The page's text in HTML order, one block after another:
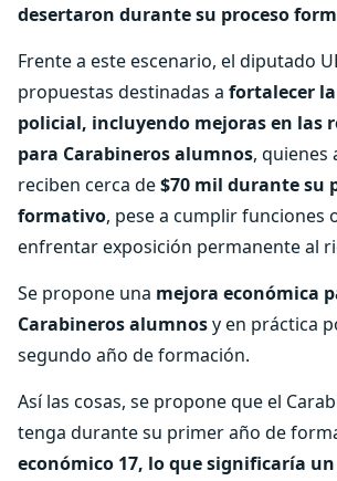
desertaron durante su proceso
Frente a este escenario, el diputado
propuestas destinadas a fortalecer
policial, incluyendo mejoras en las
para Carabineros alumnos, quienes
reciben cerca de$70 mil durante su
formativo, pese a cumplir funciones
enfrentar exposición permanente al
Se propone una mejora económica
Carabineros alumnosy en práctica
segundo año de formación.
Así las cosas, se propone que el
tenga durante su primer año de
económico 17, lo que significaría